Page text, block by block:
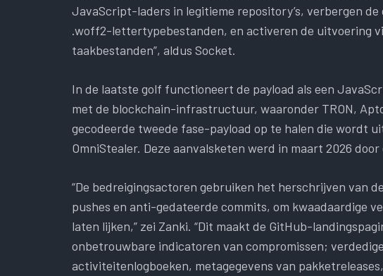
JavaScript-laders in legitieme repository’s, verbergen
.woff2-lettertypebestanden, en activeren de uitvoering
taakbestanden”, aldus Socket.
In de laatste golf functioneert de payload als een
met de blockchain-infrastructuur, waaronder TRON,
gecodeerde tweede fase-payload op te halen die wordt
OmniStealer. Deze aanvalsketen werd in maart 2026
“De bedreigingsactoren gebruiken het herschrijven van
pushes en anti-gedateerde commits, om kwaadaardige
laten lijken,” zei Zanki. “Dit maakt de GitHub-
onbetrouwbare indicatoren van compromissen;
activiteitenlogboeken, metagegevens van